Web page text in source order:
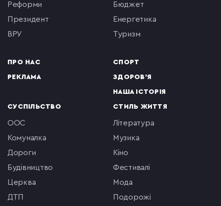
реформи
президент
ВРУ
ПРО НАС
РЕКЛАМА
бюджет
енергетика
туризм
СПОРТ
ЗДОРОВ'Я
НАША ІСТОРІЯ
СУСПІЛЬСТВО
ООС
комуналка
Дороги
будівництво
церква
ДТП
СТИЛЬ ЖИТТЯ
література
музика
кіно
фестивалі
мода
подорожі